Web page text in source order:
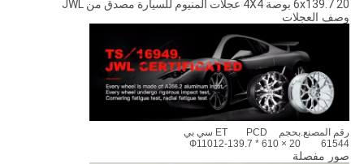
6x139.7 20 بوصة 4X4 عجلات ألمنيوم للسيارة مصدق من JWL
وصف العجلات
رقم المصنع.بحجم PCD
ET سي بي
61544
20 × 10
6 * 139.7
-12
Ф110
صور مفصلة